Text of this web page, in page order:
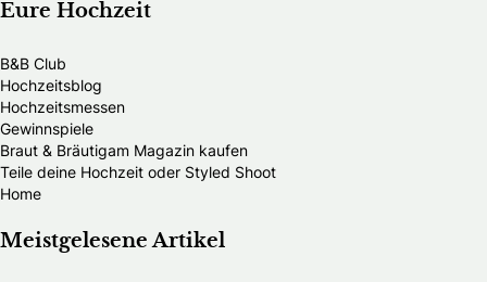
Eure Hochzeit
B&B Club
Hochzeitsblog
Hochzeitsmessen
Gewinnspiele
Braut & Bräutigam Magazin kaufen
Teile deine Hochzeit oder Styled Shoot
Home
Meistgelesene Artikel